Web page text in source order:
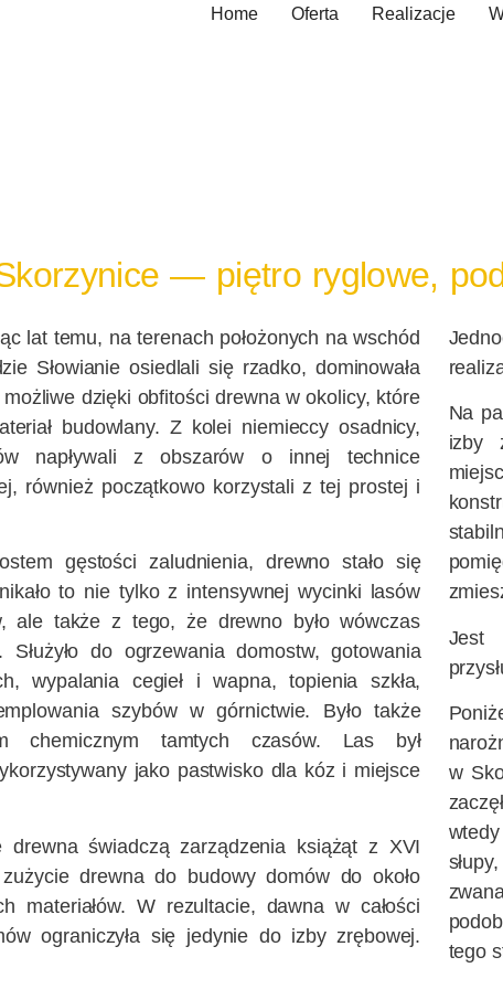
Home Oferta Realizacje
— piętro ryglowe,
lat temu, na terenach położonych na wschód
Słowianie osiedlali się rzadko, dominowała
dzięki obfitości drewna w okolicy, które
budowlany. Z kolei niemieccy osadnicy,
napływali z obszarów o innej technice
również początkowo korzystali z tej prostej i
gęstości zaludnienia, drewno stało się
to nie tylko z intensywnej wycinki lasów
ale także z tego, że drewno było wówczas
Służyło do ogrzewania domostw, gotowania
wypalania cegieł i wapna, topienia szkła,
szybów w górnictwie. Było także
chemicznym tamtych czasów. Las był
jako pastwisko dla kóz i miejsce
drewna świadczą zarządzenia książąt z XVI
drewna do budowy domów do około
materiałów. W rezultacie, dawna w całości
ograniczyła się jedynie do izby zrębowej.
Na
izby
Jest
w
tego